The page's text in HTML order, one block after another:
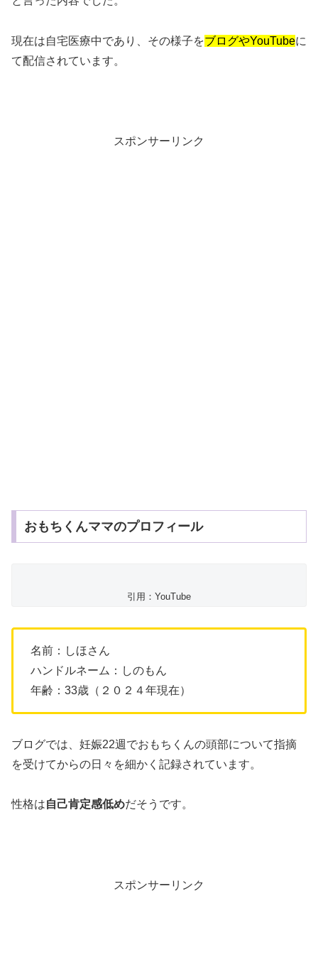
現在は自宅医療中であり、その様子をブログやYouTubeに
て配信されています。
スポンサーリンク
おもちくんママのプロフィール
引用：YouTube
名前：しほさん
ハンドルネーム：しのもん
年齢：33歳（２０２４年現在）
ブログでは、妊娠22週でおもちくんの頭部について指摘
を受けてからの日々を細かく記録されています。
性格は自己肯定感低めだそうです。
スポンサーリンク